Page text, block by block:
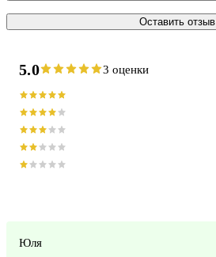
Оставить отзыв
5.0 3 оценки
Юля